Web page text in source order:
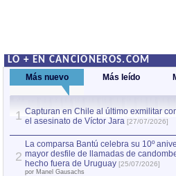
LO + EN CANCIONEROS.COM
Más nuevo Más leído
1 Capturan en Chile al último exmilitar
el asesinato de Víctor Jara [27/07/2026]
2
La comparsa Bantú celebra su 10º
mayor desfile de llamadas de
hecho fuera de Uruguay [25/07/2026]
por Manel Gausachs